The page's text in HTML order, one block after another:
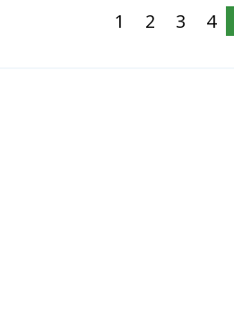
1 2 3 4